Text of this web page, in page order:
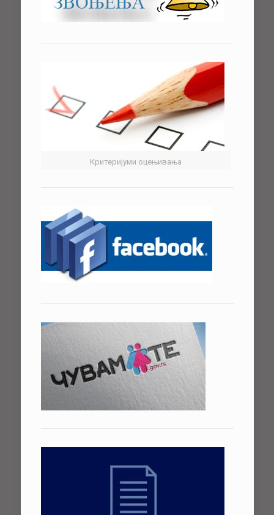
Критеријуми оцењивања